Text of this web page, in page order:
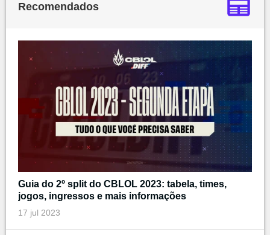
Recomendados
Guia do 2º split do CBLOL 2023: tabela, times,
jogos, ingressos e mais informações
17 jul 2023